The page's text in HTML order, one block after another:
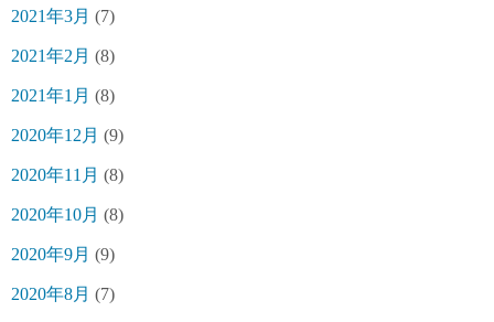
2021年3月 (7)
2021年2月 (8)
2021年1月 (8)
2020年12月 (9)
2020年11月 (8)
2020年10月 (8)
2020年9月 (9)
2020年8月 (7)